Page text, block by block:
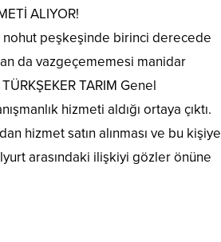
ALIYOR!
nohut peşkeşinde birinci derecede
da vazgeçememesi manidar
TARIM Genel
hizmeti aldığı ortaya çıktı.
hizmet satın alınması ve bu kişiye
arasındaki ilişkiyi gözler önüne